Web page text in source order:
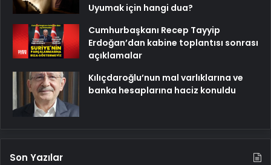
Uyumak için hangi dua?
Cumhurbaşkanı Recep Tayyip
Erdoğan’dan kabine toplantısı sonrası
açıklamalar
Kılıçdaroğlu’nun mal varlıklarına ve
banka hesaplarına haciz konuldu
Son Yazılar